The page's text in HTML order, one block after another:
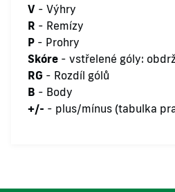
V - Výhry
R - Remízy
P - Prohry
Skóre - vstřelené góly:
RG - Rozdíl gólů
B - Body
+/- - plus/mínus (tabulka